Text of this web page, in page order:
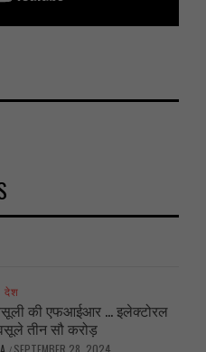
देश
वसूली की एफआईआर … इलेक्टोरल
तीन सौ करोड़